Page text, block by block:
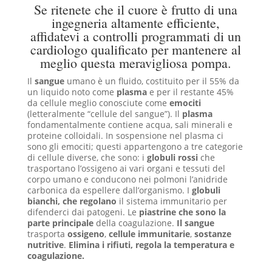
Se ritenete che il cuore è frutto di una
ingegneria altamente efficiente,
affidatevi a controlli programmati di un
cardiologo qualificato per mantenere al
meglio questa meravigliosa pompa.
Il sangueumano è un fluido, costituito per il 55% da
un liquido noto come plasmae per il restante 45%
da cellule meglio conosciute come emociti
(letteralmente “cellule del sangue”). Il plasma
fondamentalmente contiene acqua, sali minerali e
proteine colloidali. In sospensione nel plasma ci
sono gli emociti; questi appartengono a tre categorie
di cellule diverse, che sono: i globuli rossiche
trasportano l’ossigeno ai vari organi e tessuti del
corpo umano e conducono nei polmoni l’anidride
carbonica da espellere dall’organismo. I globuli
bianchi, che regolano il sistema immunitario per
difenderci dai patogeni. Le piastrine che sono la
parte principale della coagulazione. Il sangue
trasporta ossigeno, cellule immunitarie, sostanze
nutritive. Elimina i rifiuti, regola la temperatura e
coagulazione.